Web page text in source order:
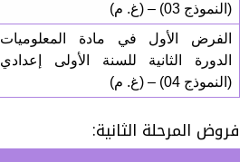
(النموذج 03) – (غ. م)
الفرض الأول في مادة المعلوميات
الدورة الثانية للسنة الأولى إعدادي
(النموذج 04) – (غ. م)
فروض المرحلة الثانية: